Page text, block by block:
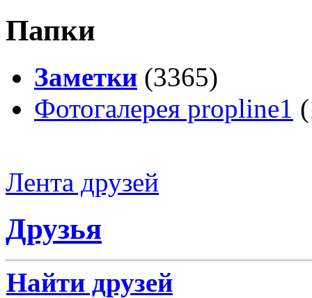
Папки
Заметки (3365)
Фотогалерея propline1
Лента друзей
Друзья
Найти друзей